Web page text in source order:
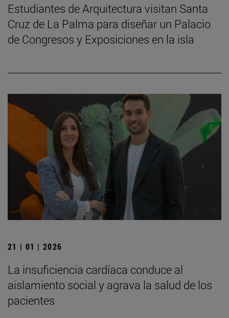
Estudiantes de Arquitectura visitan Santa
Cruz de La Palma para diseñar un Palacio
de Congresos y Exposiciones en la isla
21 | 01 | 2026
La insuficiencia cardíaca conduce al
aislamiento social y agrava la salud de los
pacientes